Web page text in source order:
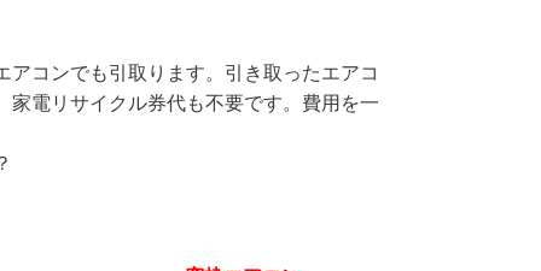
コンでも引取ります。引き取ったエアコ
電リサイクル券代も不要です。費用を一